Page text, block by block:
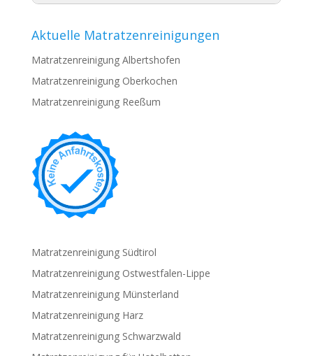
Aktuelle Matratzenreinigungen
Matratzenreinigung Albertshofen
Matratzenreinigung Oberkochen
Matratzenreinigung Reeßum
Matratzenreinigung Südtirol
Matratzenreinigung Ostwestfalen-Lippe
Matratzenreinigung Münsterland
Matratzenreinigung Harz
Matratzenreinigung Schwarzwald